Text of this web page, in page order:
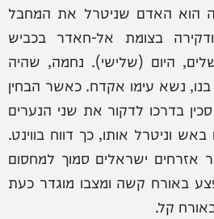
הוא האדם שניטרל את המחבל
בצומת אל-חאדר בכביש
היום (שלישי). נחמה, שהיה
נשא עימו אקדח. כאשר הבחין
בדרכו לדקור את שני הנערים
וניטרל אותו, כך דווח בווינט.
אזרחים ישראלים סמוך למחסום
נער בן 15 נפצע באורח קשה ומצבו מוגדר כעת
קל.